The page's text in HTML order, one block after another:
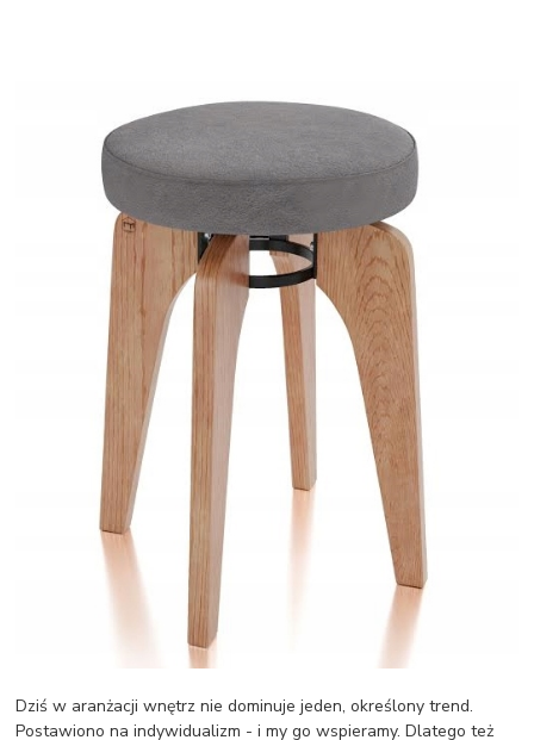
Dziś w aranżacji wnętrz nie dominuje jeden, określony trend.
Postawiono na indywidualizm - i my go wspieramy. Dlatego też